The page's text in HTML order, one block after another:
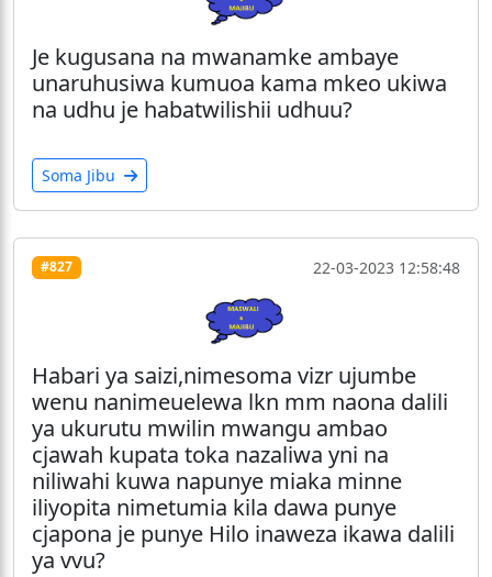
Je kugusana na mwanamke ambaye
unaruhusiwa kumuoa kama mkeo ukiwa
na udhu je habatwilishii udhuu?
Soma Jibu
#827 22-03-2023 12:58:48
Habari ya saizi,nimesoma vizr ujumbe
wenu nanimeuelewa lkn mm naona dalili
ya ukurutu mwilin mwangu ambao
cjawah kupata toka nazaliwa yni na
niliwahi kuwa napunye miaka minne
iliyopita nimetumia kila dawa punye
cjapona je punye Hilo inaweza ikawa dalili
ya vvu?